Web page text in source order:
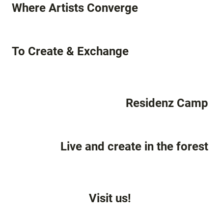
Where Artists Converge
To Create & Exchange
Residenz Camp
Live and create in the forest
Visit us!